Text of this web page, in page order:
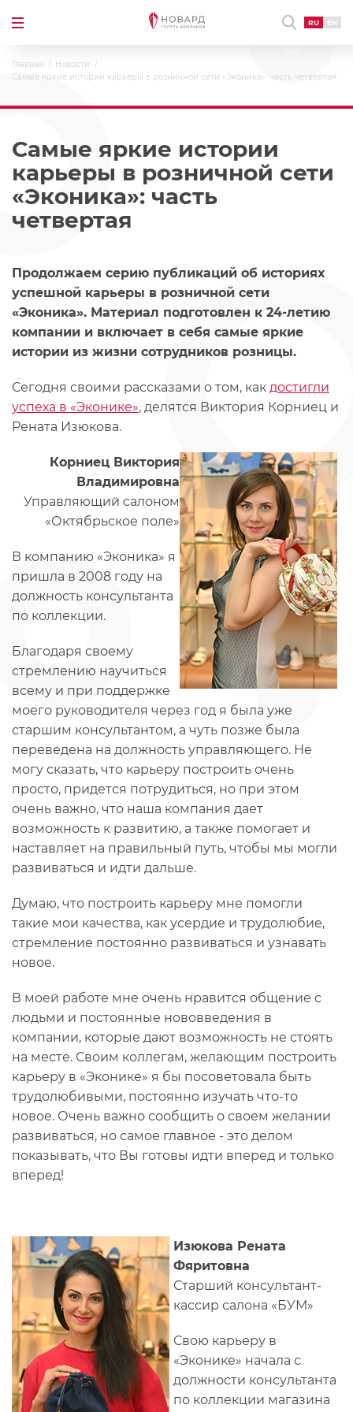
RU EN
Главная
Новости
Самые яркие истории карьеры в розничной сети «Эконика»: часть четвертая
Самые яркие истории
карьеры в розничной сети
«Эконика»: часть
четвертая
Продолжаем серию публикаций об историях
успешной карьеры в розничной сети
«Эконика». Материал подготовлен к 24-летию
компании и включает в себя самые яркие
истории из жизни сотрудников розницы.
Сегодня своими рассказами о том, как достигли
успеха в «Эконике», делятся Виктория Корниец и
Рената Изюкова.
Корниец Виктория
Владимировна
Управляющий салоном
«Октябрьское поле»
В компанию «Эконика» я
пришла в 2008 году на
должность консультанта
по коллекции.
Благодаря своему
стремлению научиться
всему и при поддержке
моего руководителя через год я была уже
старшим консультантом, а чуть позже была
переведена на должность управляющего. Не
могу сказать, что карьеру построить очень
просто, придется потрудиться, но при этом
очень важно, что наша компания дает
возможность к развитию, а также помогает и
наставляет на правильный путь, чтобы мы могли
развиваться и идти дальше.
Думаю, что построить карьеру мне помогли
такие мои качества, как усердие и трудолюбие,
стремление постоянно развиваться и узнавать
новое.
В моей работе мне очень нравится общение с
людьми и постоянные нововведения в
компании, которые дают возможность не стоять
на месте. Своим коллегам, желающим построить
карьеру в «Эконике» я бы посоветовала быть
трудолюбивыми, постоянно изучать что-то
новое. Очень важно сообщить о своем желании
развиваться, но самое главное - это делом
показывать, что Вы готовы идти вперед и только
вперед!
Изюкова Рената
Фяритовна
Старший консультант-
кассир салона «БУМ»
Свою карьеру в
«Эконике» начала с
должности консультанта
по коллекции магазина